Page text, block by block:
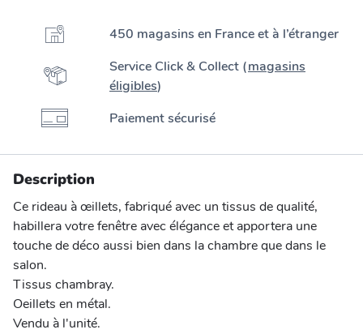
450 magasins en France et à l’étranger
Service Click & Collect (magasins
éligibles)
Paiement sécurisé
Description
Ce rideau à œillets, fabriqué avec un tissus de qualité,
habillera votre fenêtre avec élégance et apportera une
touche de déco aussi bien dans la chambre que dans le
salon.
Tissus chambray.
Oeillets en métal.
Vendu à l'unité.